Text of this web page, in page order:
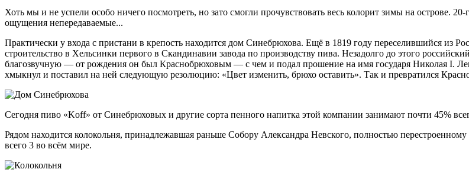
Хоть мы и не успели особо ничего посмотреть, но зато смогли прочувствовать весь колорит зимы на острове.
ощущения непередаваемые...
Практически у входа с пристани в крепость находится дом Синебрюхова. Ещё в 1819 году переселившийся из
строительство в Хельсинки первого в Скандинавии завода по производству пива. Незадолго до этого
благозвучную — от рождения он был Краснобрюховым — с чем и подал прошение на имя государя Николая I.
хмыкнул и поставил на ней следующую резолюцию: «Цвет изменить, брюхо оставить». Так и превратился
Сегодня пиво «Koff» от Синебрюховых и другие сорта пенного напитка этой компании занимают почти 45%
Рядом находится колокольня, принадлежавшая раньше Собору Александра Невского, полностью
всего 3 во всём мире.